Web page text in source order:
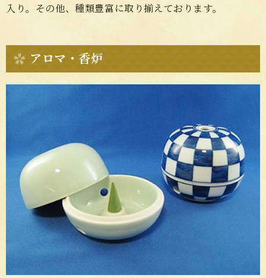
入り。その他、種類豊富に取り揃えております。
アロマ・香炉